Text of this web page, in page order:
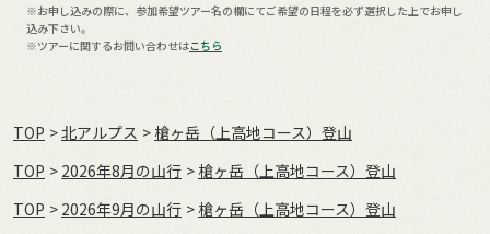
※お申し込みの際に、参加希望ツアー名の欄にてご希望の日程を必ず選択した上でお申し
込み下さい。
※ツアーに関するお問い合わせはこちら
TOP 北アルプス
槍ヶ岳（上高地コース）登山
TOP
2026年8月の⼭⾏
槍ヶ岳（上高地コース）登山
TOP
2026年9月の⼭⾏
槍ヶ岳（上高地コース）登山